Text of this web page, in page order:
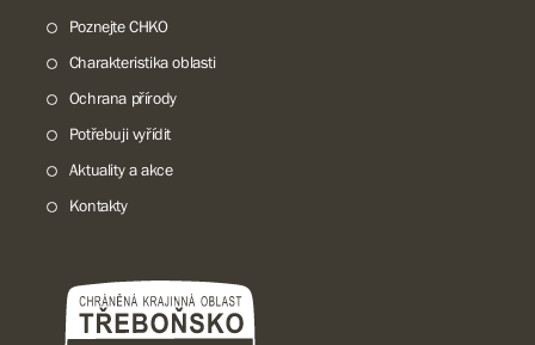
Poznejte CHKO
Charakteristika oblasti
Ochrana přírody
Potřebuji vyřídit
Aktuality a akce
Kontakty